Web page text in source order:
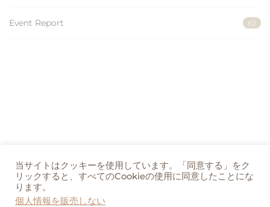
Event Report 62
当サイトはクッキーを使用しています。「同意する」をク
リックすると、すべてのCookieの使用に同意したことにな
ります。
個人情報を販売しない